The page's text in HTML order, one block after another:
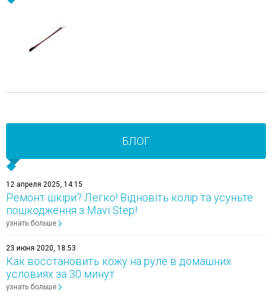
БЛОГ
12 апреля 2025, 14:15
Ремонт шкіри? Легко! Відновіть колір та усуньте
пошкодження з Mavi Step!
узнать больше
23 июня 2020, 18:53
Как восстановить кожу на руле в домашних
условиях за 30 минут
узнать больше